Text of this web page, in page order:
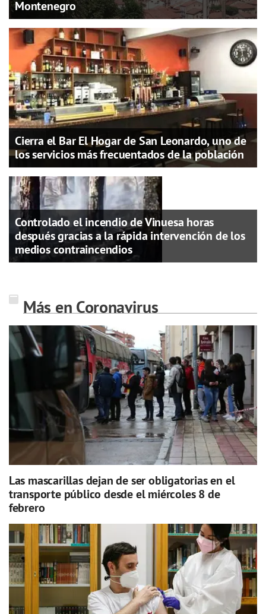
Montenegro
Cierra el Bar El Hogar de San Leonardo, uno de
los servicios más frecuentados de la población
Controlado el incendio de Vinuesa horas
después gracias a la rápida intervención de los
medios contraincendios
Más en Coronavirus
Las mascarillas dejan de ser obligatorias en el
transporte público desde el miércoles 8 de
febrero